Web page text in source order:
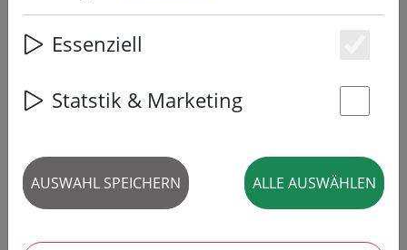
Essenziell
Statstik & Marketing
AUSWAHL SPEICHERN ALLE AUSWÄHLEN